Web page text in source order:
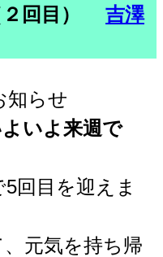
２回目） 吉澤
知らせ
よいよ来週で
回目を迎えま
元気を持ち帰